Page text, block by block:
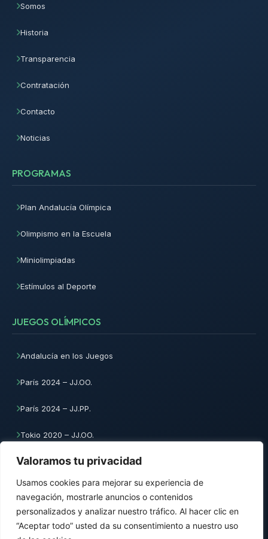
Valoramos tu privacidad
Usamos cookies para mejorar su experiencia de
navegación, mostrarle anuncios o contenidos
personalizados y analizar nuestro tráfico. Al hacer clic en
“Aceptar todo” usted da su consentimiento a nuestro uso
Somos
Historia
Transparencia
Contratación
Contacto
Noticias
PROGRAMAS
Plan Andalucía Olímpica
Olimpismo en la Escuela
Miniolimpiadas
Estímulos al Deporte
JUEGOS OLÍMPICOS
Andalucía en los Juegos
París 2024 – JJ.OO.
París 2024 – JJ.PP.
Tokio 2020 – JJ.OO.
Tokio 2020 – JJ.PP.
© 2026 Fundación Andalucía Olímpica